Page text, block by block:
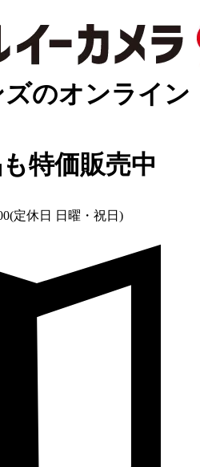
のオンライン
特価販売中
定休日 日曜・祝日)